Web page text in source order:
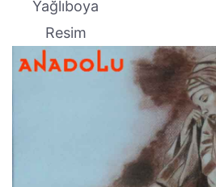
Yağlıboya
Resim